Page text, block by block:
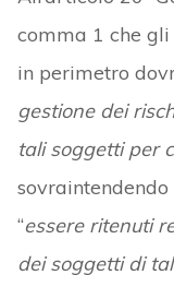
comma 1 che
in perimetro
gestione dei
tali soggetti per
“essere ritenuti
dei soggetti di